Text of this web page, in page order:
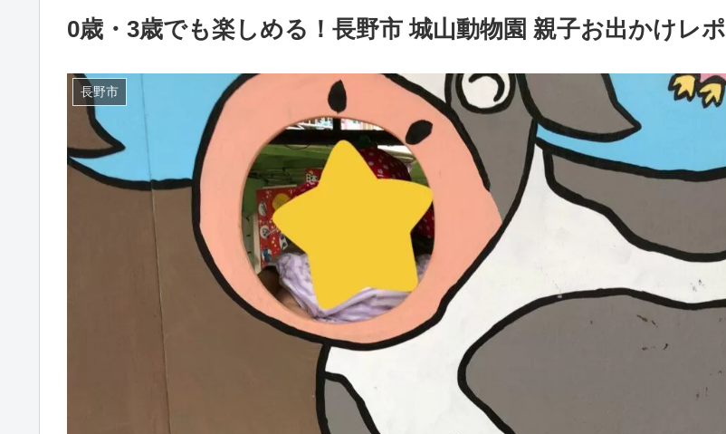
0歳・3歳でも楽しめる！長野市 城山動物園 親子お出かけレポ
長野市